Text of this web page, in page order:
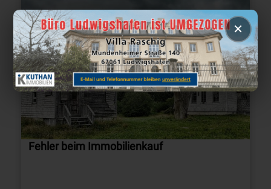
Fehler beim Immobilienkauf
×